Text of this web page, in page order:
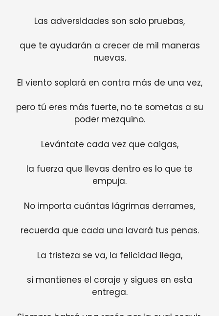
Las adversidades son solo pruebas,
que te ayudarán a crecer de mil maneras
nuevas.
El viento soplará en contra más de una vez,
pero tú eres más fuerte, no te sometas a su
poder mezquino.
Levántate cada vez que caigas,
la fuerza que llevas dentro es lo que te
empuja.
No importa cuántas lágrimas derrames,
recuerda que cada una lavará tus penas.
La tristeza se va, la felicidad llega,
si mantienes el coraje y sigues en esta
entrega.